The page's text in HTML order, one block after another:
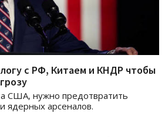
с РФ, Китаем и КНДР чтобы
США, нужно предотвратить
ядерных арсеналов.